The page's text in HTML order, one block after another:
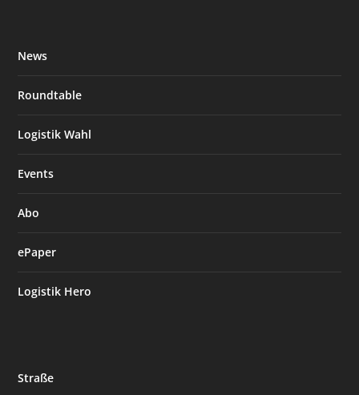
News
Roundtable
Logistik Wahl
Events
Abo
ePaper
Logistik Hero
Straße